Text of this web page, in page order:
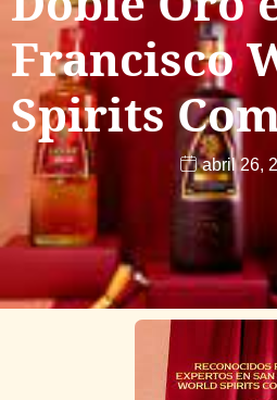
Francisco
Spirits
abril 26,